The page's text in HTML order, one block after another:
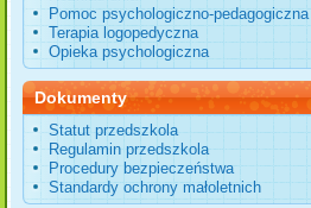
Pomoc psychologiczno-pedagogiczna
Terapia logopedyczna
Opieka psychologiczna
Dokumenty
Statut przedszkola
Regulamin przedszkola
Procedury bezpieczeństwa
Standardy ochrony małoletnich